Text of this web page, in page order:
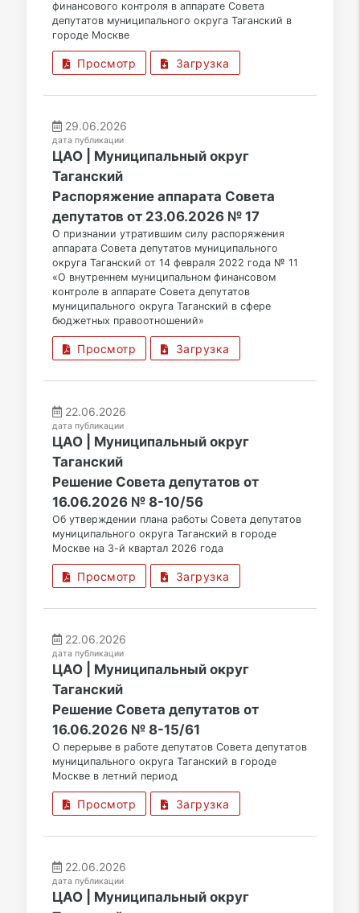
финансового контроля в аппарате Совета
депутатов муниципального округа Таганский в
городе Москве
Просмотр Загрузка
29.06.2026
дата публикации
ЦАО | Муниципальный округ
Таганский
Распоряжение аппарата Совета
депутатов от 23.06.2026 № 17
О признании утратившим силу распоряжения
аппарата Совета депутатов муниципального
округа Таганский от 14 февраля 2022 года № 11
«О внутреннем муниципальном финансовом
контроле в аппарате Совета депутатов
муниципального округа Таганский в сфере
бюджетных правоотношений»
Просмотр Загрузка
22.06.2026
дата публикации
ЦАО | Муниципальный округ
Таганский
Решение Совета депутатов от
16.06.2026 № 8-10/56
Об утверждении плана работы Совета депутатов
муниципального округа Таганский в городе
Москве на 3-й квартал 2026 года
Просмотр Загрузка
22.06.2026
дата публикации
ЦАО | Муниципальный округ
Таганский
Решение Совета депутатов от
16.06.2026 № 8-15/61
О перерыве в работе депутатов Совета депутатов
муниципального округа Таганский в городе
Москве в летний период
Просмотр Загрузка
22.06.2026
дата публикации
ЦАО | Муниципальный округ